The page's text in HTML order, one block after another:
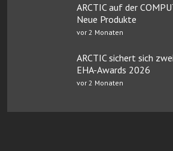
ARCTIC auf der
Neue Produkte
vor 2 Monaten
ARCTIC sichert sich
EHA-Awards 2026
vor 2 Monaten